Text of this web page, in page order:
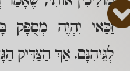
זַכַּאי יִהְיֶה מְסֻפָּק
לְגֵּיהִנָּם. אַךְ הַצַּדִּיק